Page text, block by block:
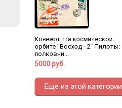
Конверт. На космической
орбите "Восход - 2" Пилоты:
полковни...
5000 руб.
Еще из этой категории